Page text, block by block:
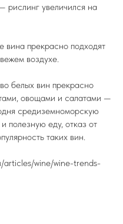
рислинг увеличился на
прекрасно подходят
воздухе.
белых вин прекрасно
овощами и салатами —
средиземноморскую
полезную еду, отказ от
таких вин.
articles/wine/wine-trends-